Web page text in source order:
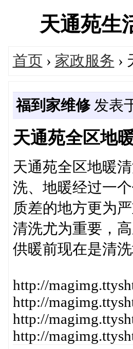
天通苑生
首页 › 家政服务 ›
福到家维修发表
天通苑全区地
天通苑全区地暖
洗、地暖经过一
质差的地方更为
清洗尤为重要，
供暖前现在是清
http://
http://
http://
http://